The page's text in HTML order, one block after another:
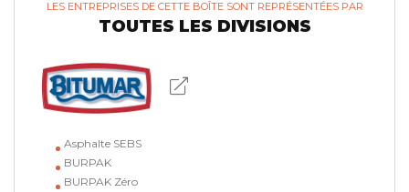
LES ENTREPRISES DE CETTE BOÎTE SONT REPRÉSENTÉES PAR
TOUTES LES DIVISIONS
Asphalte SEBS
BURPAK
BURPAK Zéro